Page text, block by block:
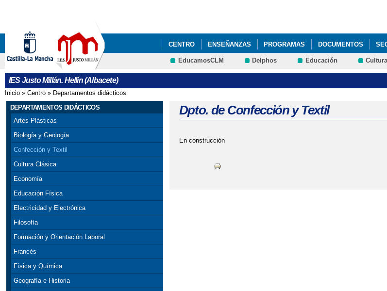
CENTRO ENSEÑANZAS PROGRAMAS DOCUMENTOS
EducamosCLM Delphos Educación
IES Justo Millán. Hellín (Albacete)
Se encuentra usted aquí
Inicio » Centro » Departamentos didácticos
DEPARTAMENTOS DIDÁCTICOS
Artes Plásticas
Biología y Geología
Confección y Textil
Cultura Clásica
Economía
Educación Física
Electricidad y Electrónica
Filosofía
Formación y Orientación Laboral
Francés
Física y Química
Geografía e Historia
Dpto. de Confección y Textil
En construcción